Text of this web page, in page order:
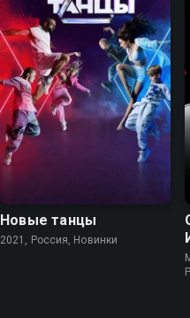
Новые танцы
2021, Россия, Новинки